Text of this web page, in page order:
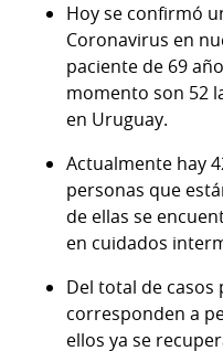
Hoy se confirmó
Coronavirus en
paciente de 69
momento son 52
en Uruguay.
Actualmente hay
personas que
de ellas se
en cuidados
Del total de
corresponden a
ellos ya se